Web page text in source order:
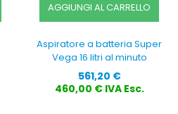
AGGIUNGI AL CARRELLO
Aspiratore a batteria Super
Vega 16 litri al minuto
Prezzo
561,20 €
460,00 € IVA Esc.